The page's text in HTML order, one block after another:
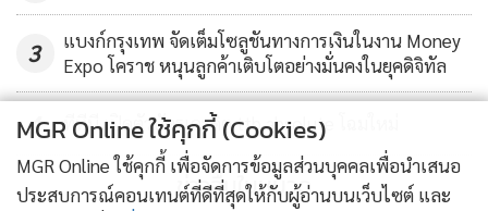
3
แบงก์กรุงเทพ จัดเต็มโซลูชันทางการเงินในงาน Money
Expo โคราช หนุนลูกค้าเติบโตอย่างมั่นคงในยุคดิจิทัล
4 ทีทีบี เปิดตัวบัตรเครดิต ttb absolute โฉมใหม่
ข่าวอื่นในหมวด
MGR Online ใช้คุกกี้ (Cookies)
MGR Online ใช้คุกกี้ เพื่อจัดการข้อมูลส่วนบุคคลเพื่อนำเสนอ
ประสบการณ์คอนเทนต์ที่ดีที่สุดให้กับผู้อ่านบนเว็บไซต์ และ